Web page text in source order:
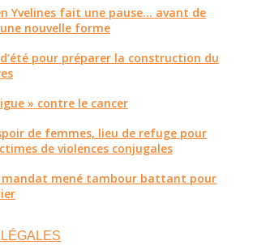
Yvelines fait une pause... avant de
nouvelle forme
pour préparer la construction du
» contre le cancer
de femmes, lieu de refuge pour
de violences conjugales
mandat mené tambour battant pour